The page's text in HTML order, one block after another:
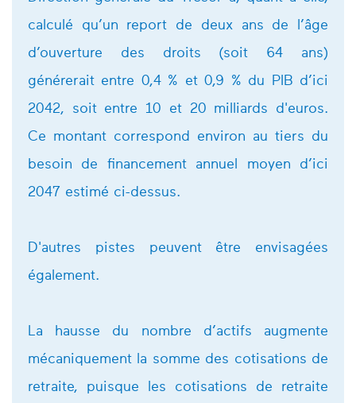
calculé qu’un report de deux ans de l’âge
d’ouverture des droits (soit 64 ans)
générerait entre 0,4 % et 0,9 % du PIB d’ici
2042, soit entre 10 et 20 milliards d'euros.
Ce montant correspond environ au tiers du
besoin de financement annuel moyen d’ici
2047 estimé ci-dessus.
D'autres pistes peuvent être envisagées
également.
La hausse du nombre d’actifs augmente
mécaniquement la somme des cotisations de
retraite, puisque les cotisations de retraite